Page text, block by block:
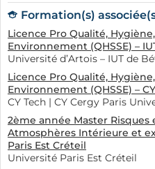
Formation(s)
Licence Pro Qualité,
Environnement (QHSSE) –
Université d’Artois – IUT de
Licence Pro Qualité,
Environnement (QHSSE) –
CY Tech | CY Cergy Paris
2ème année Master
Atmosphères Intérieure et
Paris Est Créteil
Université Paris Est Créteil